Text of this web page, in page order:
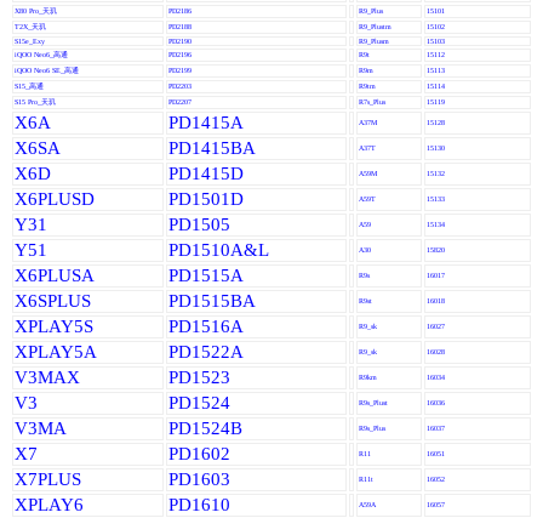
X80 Pro_天玑 PD2186 R9_Plus 15101
T2X_天玑 PD2188 R9_Plustm
15102
S15e_Exy
PD2190 R9_Plusm
15103
iQOO Neo6_高通
PD2196 R9t 15112
iQOO Neo6 SE_高通 PD2199 R9m 15113
S15_高通 PD2203 R9tm 15114
S15 Pro_天玑 PD2207 R7s_Plus 15119
X6A PD1415A A37M 15128
X6SA PD1415BA A37T 15130
X6D PD1415D A59M 15132
X6PLUSD PD1501D A59T 15133
Y31 PD1505 A59 15134
Y51 PD1510A&L A30 15820
X6PLUSA PD1515A R9s 16017
X6SPLUS PD1515BA R9st 16018
XPLAY5S PD1516A R9_sk 16027
XPLAY5A PD1522A R9_sk 16028
V3MAX PD1523 R9km 16034
V3 PD1524 R9s_Plust 16036
V3MA PD1524B R9s_Plus 16037
X7 PD1602 R11 16051
X7PLUS PD1603 R11t 16052
XPLAY6 PD1610 A59A 16057